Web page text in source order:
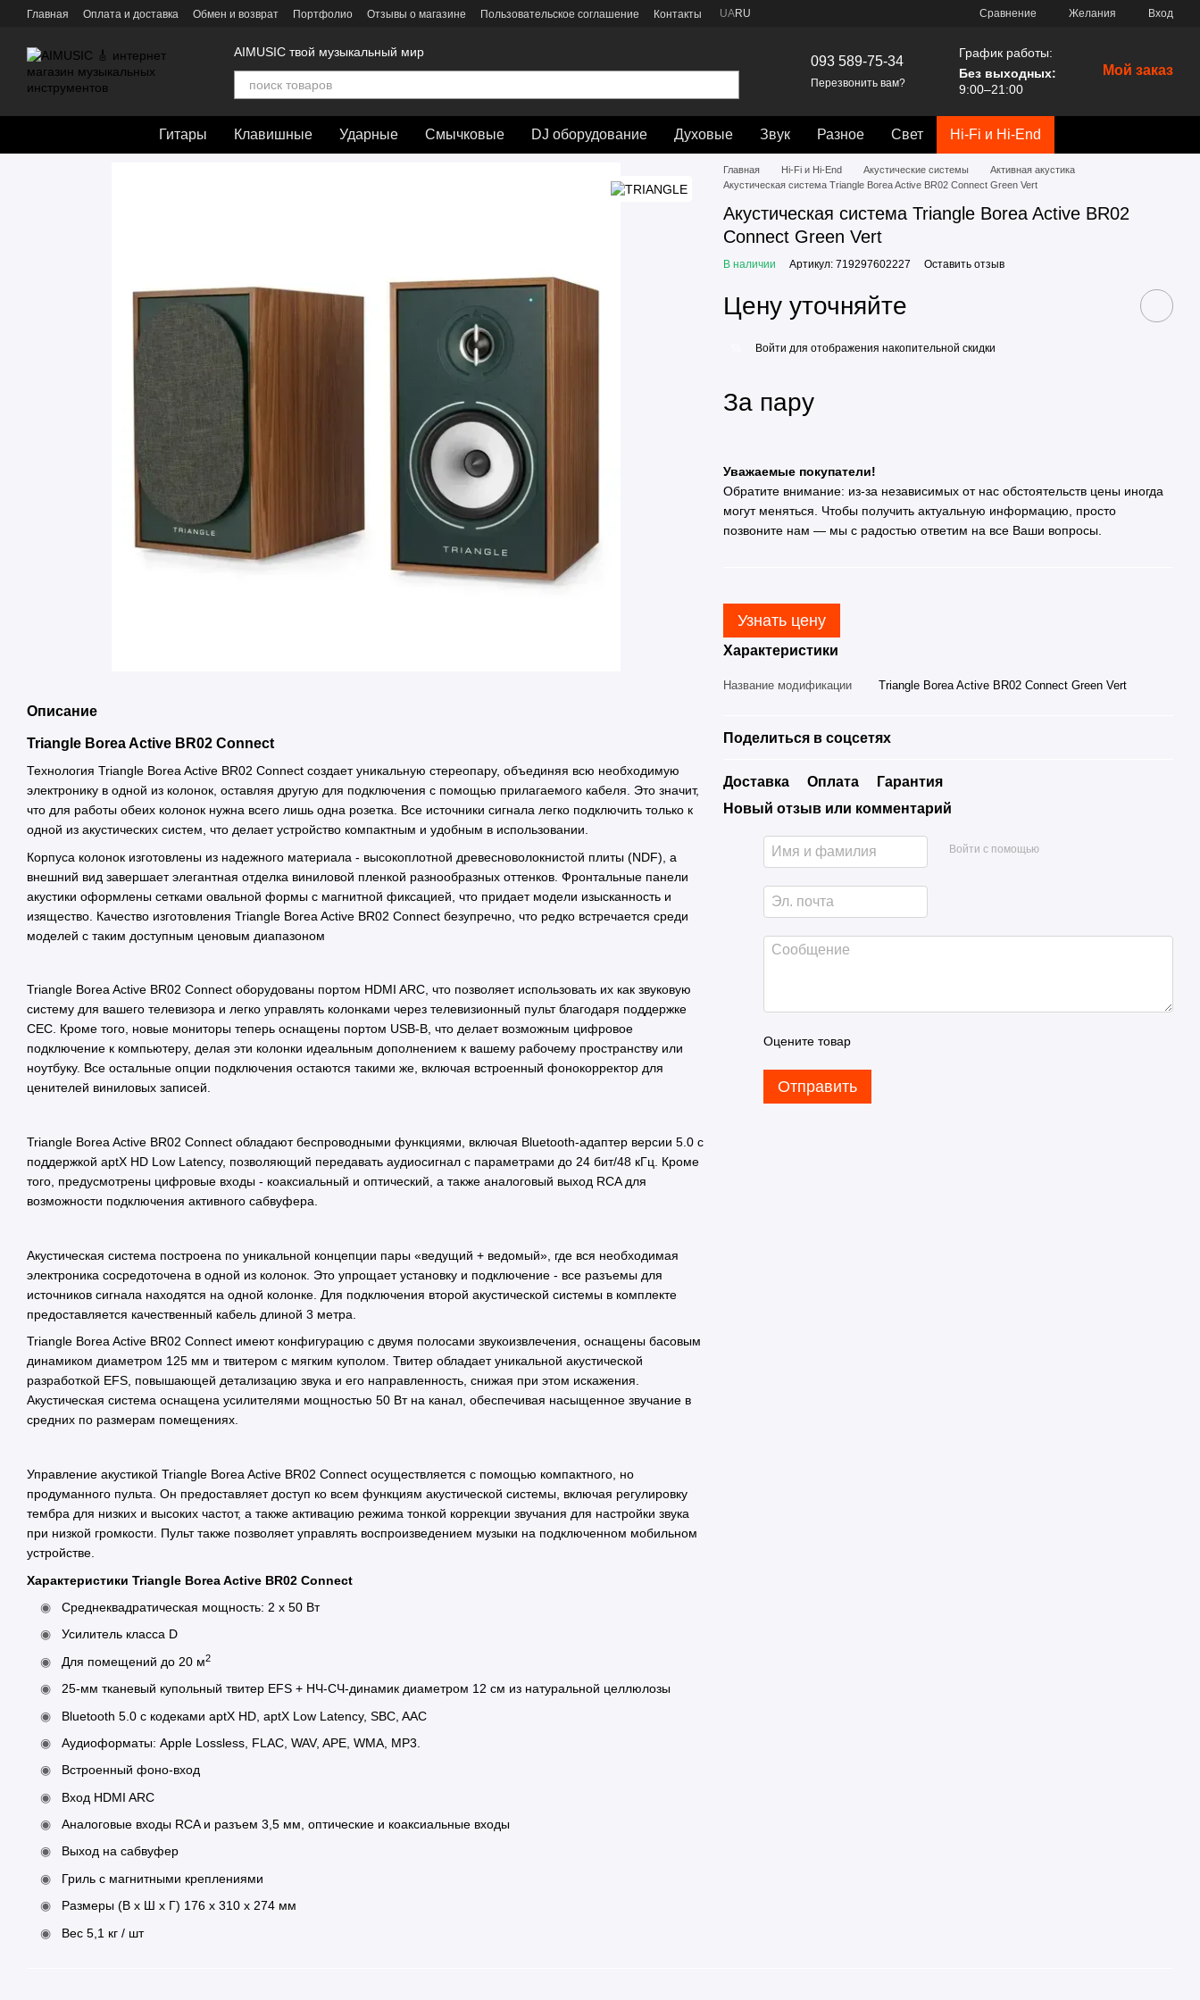
Перейти к основному контенту
Главная Оплата и доставка Обмен и возврат Портфолио Отзывы о магазине Пользовательское соглашение Контакты UARU Сравнение Желания Вход
AIMUSIC твой музыкальный мир
093 589-75-34
Перезвонить вам?
График работы:
Без выходных:
9:00–21:00
Мой заказ
Гитары Клавишные Ударные Смычковые DJ оборудование Духовые Звук Разное Свет Hi-Fi и Hi-End
Описание
Triangle Borea Active BR02 Connect
Технология Triangle Borea Active BR02 Connect создает уникальную стереопару, объединяя всю необходимую
электронику в одной из колонок, оставляя другую для подключения с помощью прилагаемого кабеля. Это значит,
что для работы обеих колонок нужна всего лишь одна розетка. Все источники сигнала легко подключить только к
одной из акустических систем, что делает устройство компактным и удобным в использовании.
Корпуса колонок изготовлены из надежного материала - высокоплотной древесноволокнистой плиты (NDF), а
внешний вид завершает элегантная отделка виниловой пленкой разнообразных оттенков. Фронтальные панели
акустики оформлены сетками овальной формы с магнитной фиксацией, что придает модели изысканность и
изящество. Качество изготовления Triangle Borea Active BR02 Connect безупречно, что редко встречается среди
моделей с таким доступным ценовым диапазоном
Triangle Borea Active BR02 Connect оборудованы портом HDMI ARC, что позволяет использовать их как звуковую
систему для вашего телевизора и легко управлять колонками через телевизионный пульт благодаря поддержке
CEC. Кроме того, новые мониторы теперь оснащены портом USB-B, что делает возможным цифровое
подключение к компьютеру, делая эти колонки идеальным дополнением к вашему рабочему пространству или
ноутбуку. Все остальные опции подключения остаются такими же, включая встроенный фонокорректор для
ценителей виниловых записей.
Triangle Borea Active BR02 Connect обладают беспроводными функциями, включая Bluetooth-адаптер версии 5.0 с
поддержкой aptX HD Low Latency, позволяющий передавать аудиосигнал с параметрами до 24 бит/48 кГц. Кроме
того, предусмотрены цифровые входы - коаксиальный и оптический, а также аналоговый выход RCA для
возможности подключения активного сабвуфера.
Акустическая система построена по уникальной концепции пары «ведущий + ведомый», где вся необходимая
электроника сосредоточена в одной из колонок. Это упрощает установку и подключение - все разъемы для
источников сигнала находятся на одной колонке. Для подключения второй акустической системы в комплекте
предоставляется качественный кабель длиной 3 метра.
Triangle Borea Active BR02 Connect имеют конфигурацию с двумя полосами звукоизвлечения, оснащены басовым
динамиком диаметром 125 мм и твитером с мягким куполом. Твитер обладает уникальной акустической
разработкой EFS, повышающей детализацию звука и его направленность, снижая при этом искажения.
Акустическая система оснащена усилителями мощностью 50 Вт на канал, обеспечивая насыщенное звучание в
средних по размерам помещениях.
Управление акустикой Triangle Borea Active BR02 Connect осуществляется с помощью компактного, но
продуманного пульта. Он предоставляет доступ ко всем функциям акустической системы, включая регулировку
тембра для низких и высоких частот, а также активацию режима тонкой коррекции звучания для настройки звука
при низкой громкости. Пульт также позволяет управлять воспроизведением музыки на подключенном мобильном
устройстве.​​​​​​​
Характеристики Triangle Borea Active BR02 Connect
Среднеквадратическая мощность: 2 х 50 Вт
Усилитель класса D
Для помещений до 20 м2
25-мм тканевый купольный твитер EFS + НЧ-СЧ-динамик диаметром 12 см из натуральной целлюлозы
Bluetooth 5.0 с кодеками aptX HD, aptX Low Latency, SBC, AAC
Аудиоформаты: Apple Lossless, FLAC, WAV, APE, WMA, MP3.
Встроенный фоно-вход
Вход HDMI ARC
Аналоговые входы RCA и разъем 3,5 мм, оптические и коаксиальные входы
Выход на сабвуфер
Гриль с магнитными креплениями
Размеры (В x Ш x Г) 176 х 310 х 274 мм
Вес 5,1 кг / шт
Главная Hi-Fi и Hi-End Акустические системы
Активная акустика
Акустическая система Triangle Borea Active BR02 Connect Green Vert
Акустическая система Triangle Borea Active BR02
Connect Green Vert
В наличии Артикул: 719297602227 Оставить отзыв
Цену уточняйте
Войти для отображения накопительной скидки
За пару
Уважаемые покупатели!
Обратите внимание: из-за независимых от нас обстоятельств цены иногда
могут меняться. Чтобы получить актуальную информацию, просто
позвоните нам — мы с радостью ответим на все Ваши вопросы.
Узнать цену
Характеристики
Название модификации Triangle Borea Active BR02 Connect Green Vert
Поделиться в соцсетях
Доставка Оплата
Гарантия
Новый отзыв или комментарий
Войти с помощью
Оцените товар
Отправить